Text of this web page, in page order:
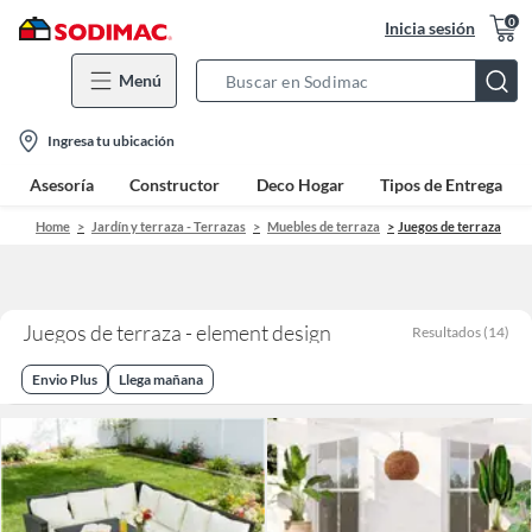
Inicia sesión 0
Menú
Bar
location-
icon
Ingresa tu ubicación
Asesoría Constructor Deco Hogar Tipos de Entrega
Home Jardín y terraza - Terrazas Muebles de terraza Juegos de terraza
Juegos de terraza - element design Resultados (14)
Envio Plus Llega mañana